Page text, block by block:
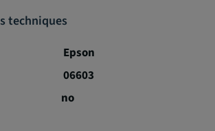
techniques
Epson
06603
no